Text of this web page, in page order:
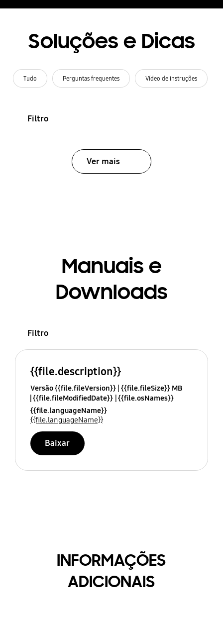
Soluções e Dicas
Tudo Perguntas frequentes Vídeo de instruções
Filtro
Ver mais
Manuais e
Downloads
Filtro
{{file.description}}
Versão {{file.fileVersion}} {{file.fileSize}} MB
{{file.fileModifiedDate}} {{file.osNames}}
{{file.languageName}}
{{file.languageName}}
Baixar
INFORMAÇÕES
ADICIONAIS